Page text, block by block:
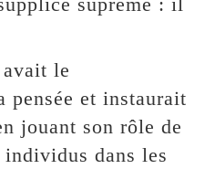
le
pensée et instaurait
jouant son rôle de
dans les